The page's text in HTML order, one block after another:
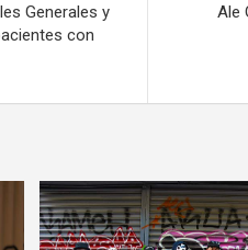
Generales y
con
Ale